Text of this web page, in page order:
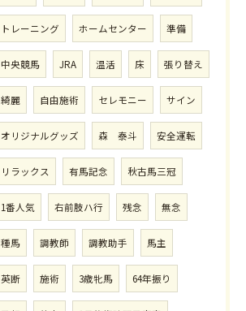
トレーニング ホームセンター 準備
中央競馬 JRA 温活 床 張り替え
綺麗 自由施術 セレモニー サイン
オリジナルグッズ 森 泰斗 安全運転
リラックス 有馬記念 秋古馬三冠
1番人気 右前肢ハ行 残念 無念
種馬 調教師 調教助手 馬主
英断 施術 3歳牝馬 64年振り